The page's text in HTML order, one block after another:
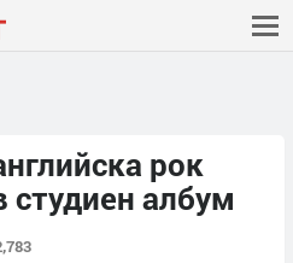
рок
студиен албум